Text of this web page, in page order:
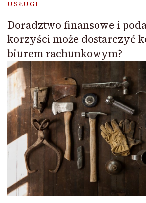
USŁUGI
Doradztwo finansowe i
korzyści może dostarczyć
biurem rachunkowym?